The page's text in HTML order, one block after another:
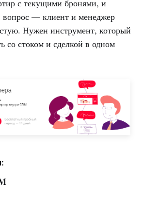
с текущими бронями, и
вопрос — клиент и менеджер
Нужен инструмент, который
со стоком и сделкой в одном